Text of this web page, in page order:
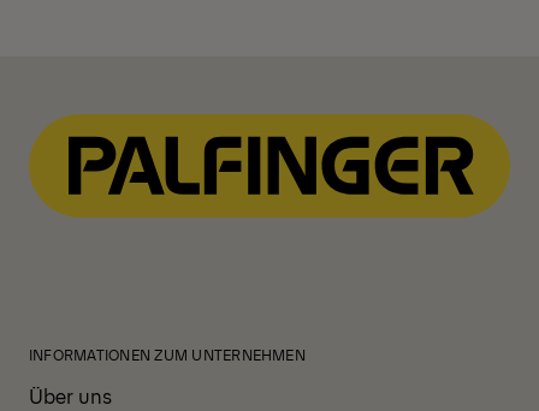
INFORMATIONEN ZUM UNTERNEHMEN
Über uns